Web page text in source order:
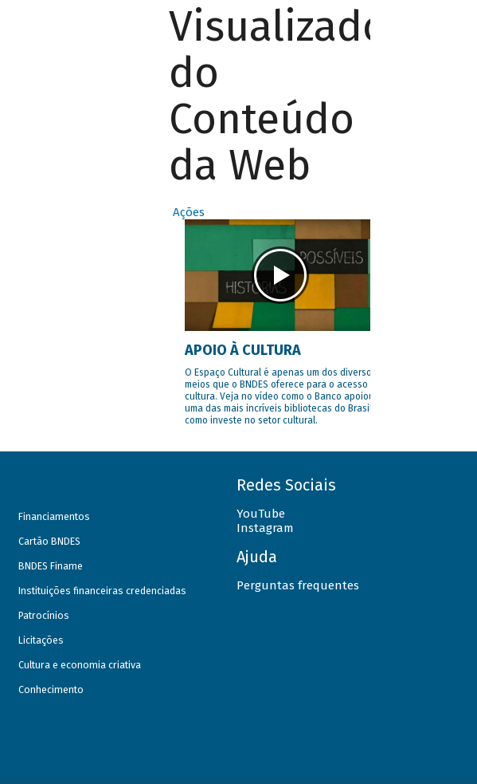
Visualizador
do
Conteúdo
da Web
Ações
APOIO À CULTURA
O Espaço Cultural é apenas um dos diversos
meios que o BNDES oferece para o acesso à
cultura. Veja no vídeo como o Banco apoiou
uma das mais incríveis bibliotecas do Brasil e
como investe no setor cultural.
Financiamentos
Cartão BNDES
BNDES Finame
Instituições financeiras credenciadas
Patrocínios
Licitações
Cultura e economia criativa
Conhecimento
Redes Sociais
YouTube
Instagram
Ajuda
Perguntas frequentes